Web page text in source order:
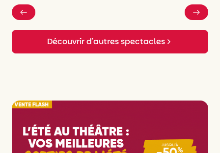
Découvrir d'autres spectacles